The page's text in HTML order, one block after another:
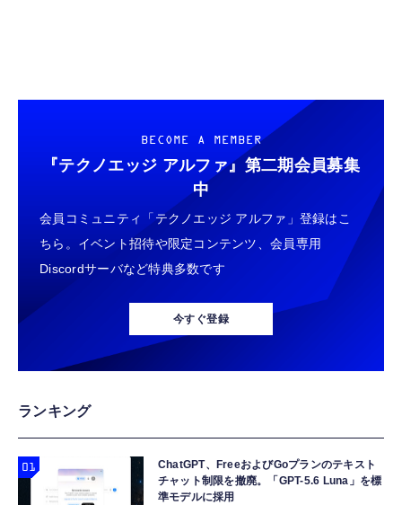
BECOME A MEMBER
『テクノエッジ アルファ』 第二期会員募集
中
会員コミュニティ「テクノエッジ アルファ」登録はこ
ちら。イベント招待や限定コンテンツ、会員専用
Discordサーバなど特典多数です
今すぐ登録
ランキング
ChatGPT、FreeおよびGoプランのテキスト
チャット制限を撤廃。「GPT-5.6 Luna」を標
準モデルに採用